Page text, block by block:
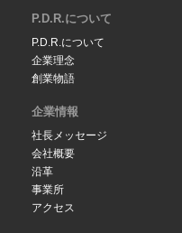
P.D.R.について
P.D.R.について
企業理念
創業物語
企業情報
社長メッセージ
会社概要
沿革
事業所
アクセス